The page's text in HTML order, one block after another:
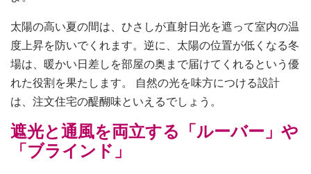
太陽の高い夏の間は、ひさしが直射日光を遮って室内の温
度上昇を防いでくれます。逆に、太陽の位置が低くなる冬
場は、暖かい日差しを部屋の奥まで届けてくれるという優
れた役割を果たします。 自然の光を味方につける設計
は、注文住宅の醍醐味といえるでしょう。
遮光と通風を両立する「ルーバー」や
「ブラインド」